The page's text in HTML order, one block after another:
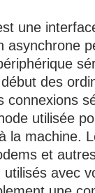
une
asynchrone
des
connexions
utilisée
la machine.
et
utilisés avec